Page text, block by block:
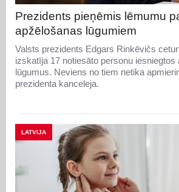
Prezidents pieņēmis lēmumu
apžēlošanas lūgumiem
Valsts prezidents Edgars Rinkēvičs
izskatīja 17 notiesāto personu iesniegtos
lūgumus. Neviens no tiem netika
prezidenta kanceleja.
LATVIJA